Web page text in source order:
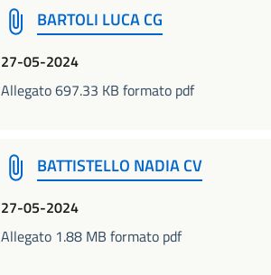
BARTOLI LUCA CG
27-05-2024
Allegato 697.33 KB formato pdf
BATTISTELLO NADIA CV
27-05-2024
Allegato 1.88 MB formato pdf